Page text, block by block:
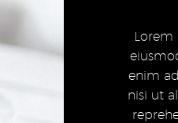
enim
nisi ut